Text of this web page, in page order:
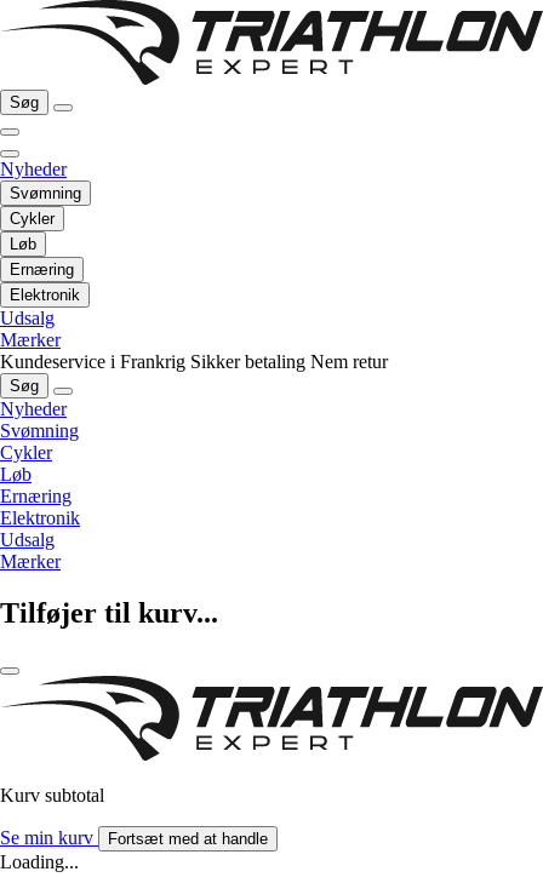
Søg
Nyheder
Svømning
Cykler
Løb
Ernæring
Elektronik
Udsalg
Mærker
Kundeservice i Frankrig Sikker betaling Nem retur
Søg
Nyheder
Svømning
Cykler
Løb
Ernæring
Elektronik
Udsalg
Mærker
Tilføjer til kurv...
Kurv subtotal
Se min kurv Fortsæt med at handle
Loading...